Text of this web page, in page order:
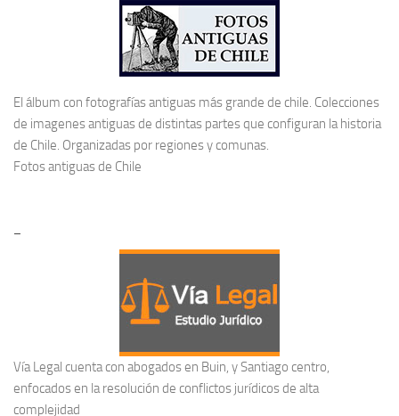
El álbum con fotografías antiguas más grande de chile. Colecciones
de imagenes antiguas de distintas partes que configuran la historia
de Chile. Organizadas por regiones y comunas.
Fotos antiguas de Chile
–
Vía Legal cuenta con abogados en Buin, y Santiago centro,
enfocados en la resolución de conflictos jurídicos de alta
complejidad